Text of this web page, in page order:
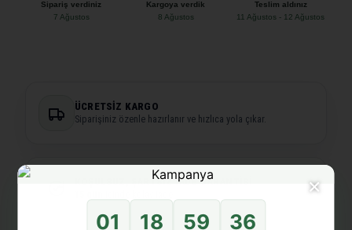
Sipariş verdiniz
7 Ağustos
Kargoya verdik
8 Ağustos
Teslim aldınız
11 Ağustos - 12 Ağustos
ÜCRETSIZ KARGO
Siparişiniz özenle hazırlanır ve hızlıca yola çıkar.
KOŞULSUZ, ŞARTSIZ İADE GARANTISI
×
01 18 59 36